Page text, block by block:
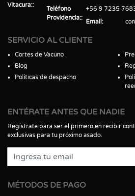
Vitacura:
Teléfono
Providencia:
+56 9 7235
Email
SERVICIO AL CLIENTE
Cortes de Vacuno
Blog
Políticas de despacho
ENTÉRATE ANTES QUE NADIE
Regístrate para ser el primero en recibir
exclusivas para tu próximo asado.
MÉTODOS DE PAGO